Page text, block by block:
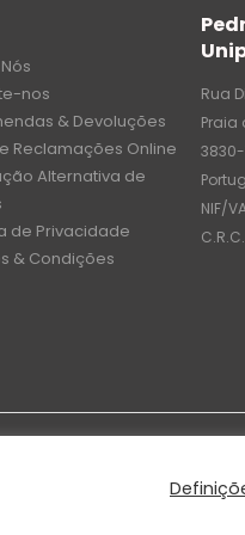
nos
& Devoluções
Reclamações Online
Alternativa de
de Privacidade
& Condições
Rua
Praia
NIF/